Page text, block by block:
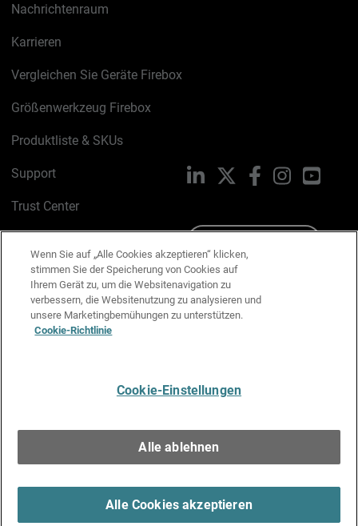
Nachrichtenraum
Karrieren
Vergleichen Sie Geräte Firebox
Größenwerkzeug Firebox
Produktliste & SKUs
Support
Trust Center
Cookie-Richtlinie
Datenschutzrichtlinie
Media & Brand Kit
LinkedIn FacebookInstagram
Wenn Sie auf „Alle Cookies akzeptieren“ klicken,
stimmen Sie der Speicherung von Cookies auf
Ihrem Gerät zu, um die Websitenavigation zu
verbessern, die Websitenutzung zu analysieren und
unsere Marketingbemühungen zu unterstützen.
Cookie-Richtlinie
Cookie-Einstellungen
Alle ablehnen
Alle Cookies akzeptieren